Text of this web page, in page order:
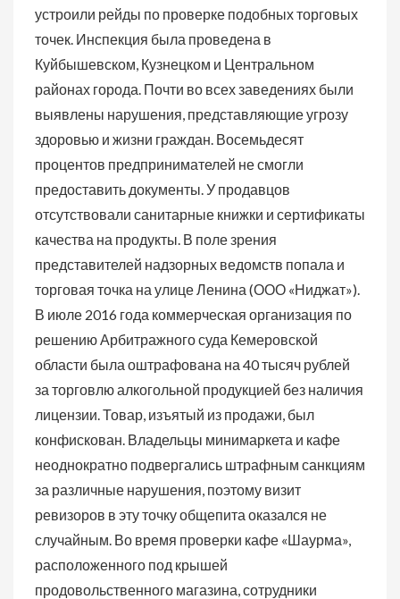
устроили рейды по проверке подобных торговых
точек. Инспекция была проведена в
Куйбышевском, Кузнецком и Центральном
районах города. Почти во всех заведениях были
выявлены нарушения, представляющие угрозу
здоровью и жизни граждан. Восемьдесят
процентов предпринимателей не смогли
предоставить документы. У продавцов
отсутствовали санитарные книжки и сертификаты
качества на продукты. В поле зрения
представителей надзорных ведомств попала и
торговая точка на улице Ленина (ООО «Ниджат»).
В июле 2016 года коммерческая организация по
решению Арбитражного суда Кемеровской
области была оштрафована на 40 тысяч рублей
за торговлю алкогольной продукцией без наличия
лицензии. Товар, изъятый из продажи, был
конфискован. Владельцы минимаркета и кафе
неоднократно подвергались штрафным санкциям
за различные нарушения, поэтому визит
ревизоров в эту точку общепита оказался не
случайным. Во время проверки кафе «Шаурма»,
расположенного под крышей
продовольственного магазина, сотрудники